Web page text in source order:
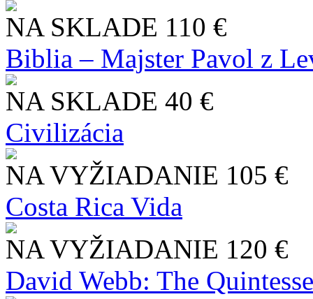
NA SKLADE 110 €
Biblia – Majster Pavol z
NA SKLADE 40 €
Civilizácia
NA VYŽIADANIE 105 €
Costa Rica Vida
NA VYŽIADANIE 120 €
David Webb: The